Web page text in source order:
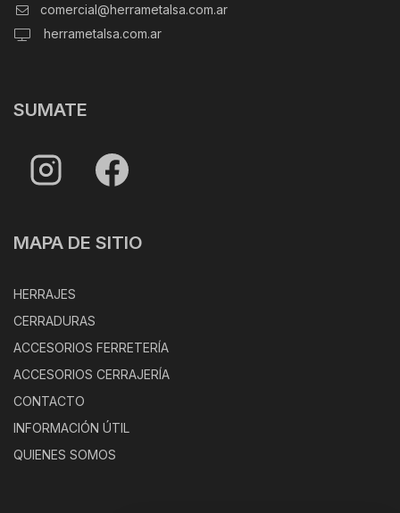
comercial@herrametalsa.com.ar
herrametalsa.com.ar
SUMATE
MAPA DE SITIO
HERRAJES
CERRADURAS
ACCESORIOS FERRETERÍA
ACCESORIOS CERRAJERÍA
CONTACTO
INFORMACIÓN ÚTIL
QUIENES SOMOS